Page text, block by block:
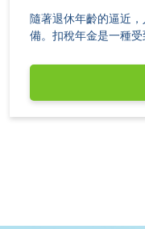
隨著退休年齡的逼近
備。扣稅年金是一種受